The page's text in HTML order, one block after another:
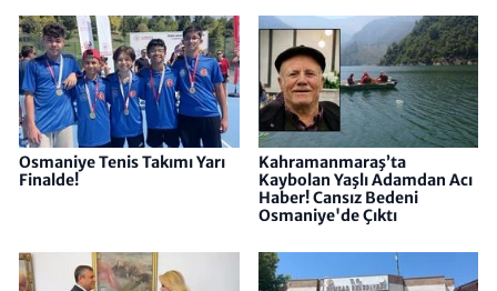
Osmaniye Tenis Takımı Yarı
Finalde!
Kahramanmaraş’ta
Kaybolan Yaşlı Adamdan Acı
Haber! Cansız Bedeni
Osmaniye'de Çıktı